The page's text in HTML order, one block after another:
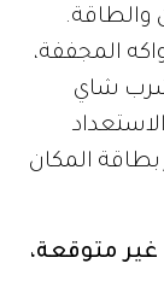
والطاقة.
المجففة،
شاي
المكان
متوقعة،